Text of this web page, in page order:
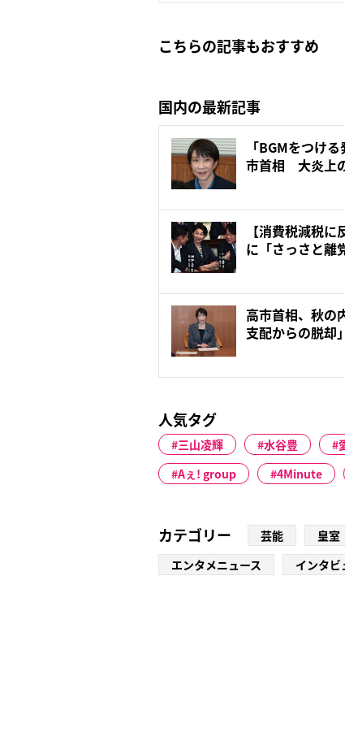
こちらの記事もおすすめ
国内の最新記事
「BGMをつけ
市首相 大炎上
【消費税減税
に「さっさと離
高市首相、秋の
支配からの脱
人気タグ
三山凌輝 水谷豊
Aぇ! group
4Minute
カテゴリー 芸能 皇室
エンタメニュース
インタビ